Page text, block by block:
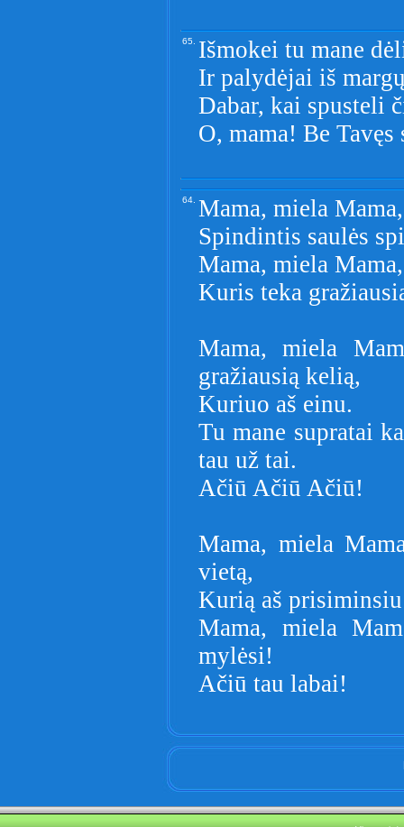
65. Išmokei tu mane
Ir palydėjai iš
Dabar, kai spusteli
O, mama! Be
64. Mama, miela
Spindintis saulės
Mama, miela
Kuris teka
Mama, miela
gražiausią kelią,
Kuriuo aš einu.
Tu mane supratai
tau už tai.
Ačiū Ačiū Ačiū!
Mama, miela
vietą,
Kurią aš
Mama, miela
mylėsi!
Ačiū tau labai!